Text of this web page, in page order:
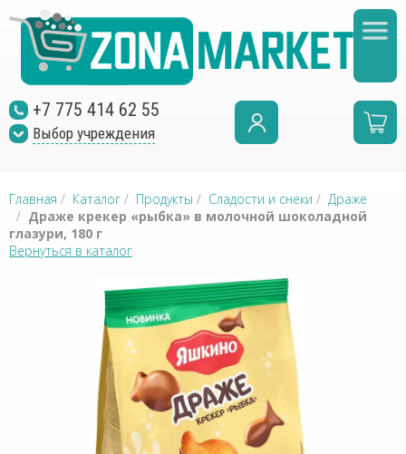
+7 775 414 62 55
Выбор учреждения
Главная / Каталог / Продукты / Сладости и снеки / Драже
/ Драже крекер «рыбка» в молочной шоколадной
глазури, 180 г
Вернуться в каталог